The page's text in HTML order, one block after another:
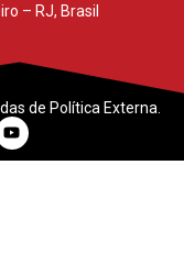
– RJ, Brasil
de Política Externa.